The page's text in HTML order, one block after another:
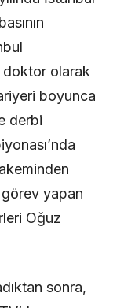
doktor olarak
boyunca
derbi
yapan
Oğuz
sonra,